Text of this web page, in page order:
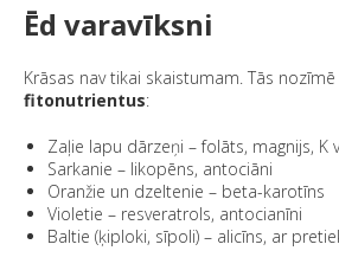
Ēd varavīksni
Krāsas nav tikai skaistumam. Tās nozīmē
fitonutrientus:
Zaļie lapu dārzeņi – folāts, magnijs, K
Sarkanie – likopēns, antociāni
Oranžie un dzeltenie – beta-karotīns
Violetie – resveratrols, antocianīni
Baltie (ķiploki, sīpoli) – alicīns, ar